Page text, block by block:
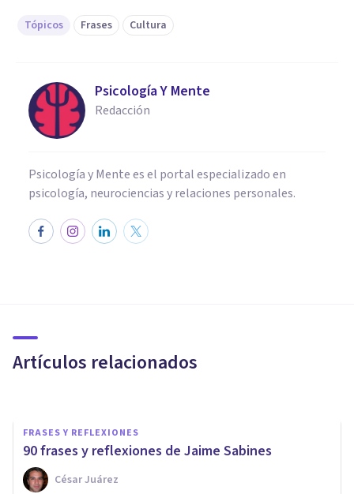
Tópicos Frases Cultura
Psicología Y Mente
Redacción
Psicología y Mente es el portal especializado en
psicología, neurociencias y relaciones personales.
Artículos relacionados
Gabriela Mistral
FRASES Y REFLEXIONES
90 frases y reflexiones de Jaime Sabines
César Juárez